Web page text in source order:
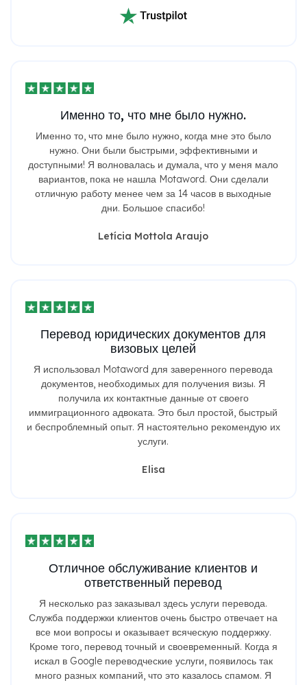
Именно то, что мне было нужно.
Именно то, что мне было нужно, когда мне это было
нужно. Они были быстрыми, эффективными и
доступными! Я волновалась и думала, что у меня мало
вариантов, пока не нашла Motaword. Они сделали
отличную работу менее чем за 14 часов в выходные
дни. Большое спасибо!
Letícia Mottola Araujo
Перевод юридических документов для
визовых целей
Я использовал Motaword для заверенного перевода
документов, необходимых для получения визы. Я
получила их контактные данные от своего
иммиграционного адвоката. Это был простой, быстрый
и беспроблемный опыт. Я настоятельно рекомендую их
услуги.
Elisa
Отличное обслуживание клиентов и
ответственный перевод
Я несколько раз заказывал здесь услуги перевода.
Служба поддержки клиентов очень быстро отвечает на
все мои вопросы и оказывает всяческую поддержку.
Кроме того, перевод точный и своевременный. Когда я
искал в Google переводческие услуги, появилось так
много разных компаний, что это казалось спамом. Я